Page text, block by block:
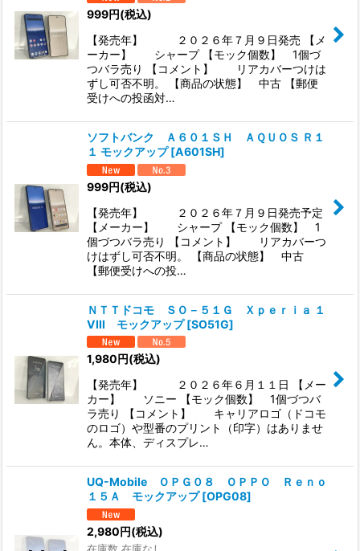
999円(税込)
【発売年】 ２０２６年７月９日発売 【メ
ーカー】 シャープ 【モック個数】 1個づ
つバラ売り 【コメント】 リアカバーつけは
ずし可否不明。 【商品の状態】 中古 【郵便
受けへの投函対…
ソフトバンク Ａ６０１ＳＨ ＡＱＵＯＳ Ｒ１
１ モックアップ [A601SH]
999円(税込)
【発売年】 ２０２６年７月９日発売予定
【メーカー】 シャープ 【モック個数】 1
個づつバラ売り 【コメント】 リアカバーつ
けはずし可否不明。 【商品の状態】 中古
【郵便受けへの投…
ＮＴＴドコモ ＳＯ－５１Ｇ Ｘｐｅｒｉａ １
VIII モックアップ [SO51G]
1,980円(税込)
【発売年】 ２０２６年６月１１日 【メー
カー】 ソニー 【モック個数】 1個づつバ
ラ売り 【コメント】 キャリアロゴ（ドコモ
のロゴ）や型番のプリント（印字）はありませ
ん。本体、ディスプレ…
UQ-Mobile ＯＰＧ０８ ＯＰＰＯ Ｒｅｎｏ
１５Ａ モックアップ [OPG08]
2,980円(税込)